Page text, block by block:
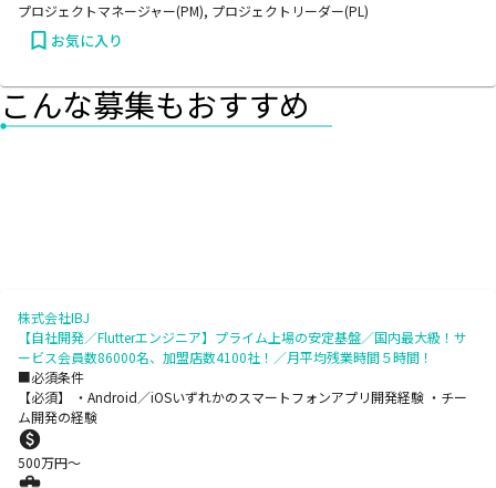
プロジェクトマネージャー(PM), プロジェクトリーダー(PL)
お気に入り
こんな募集もおすすめ
株式会社IBJ
【自社開発／Flutterエンジニア】プライム上場の安定基盤／国内最大級！サ
ービス会員数86000名、加盟店数4100社！／月平均残業時間５時間！
■必須条件
【必須】 ・Android／iOSいずれかのスマートフォンアプリ開発経験 ・チー
ム開発の経験
500万円〜